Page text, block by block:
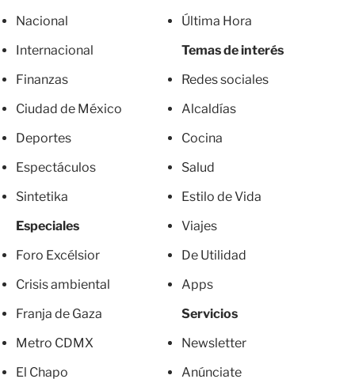
Nacional
Internacional
Finanzas
Ciudad de México
Deportes
Espectáculos
Sintetika
Especiales
Foro Excélsior
Crisis ambiental
Franja de Gaza
Metro CDMX
El Chapo
Última Hora
Temas de interés
Redes sociales
Alcaldías
Cocina
Salud
Estilo de Vida
Viajes
De Utilidad
Apps
Servicios
Newsletter
Anúnciate